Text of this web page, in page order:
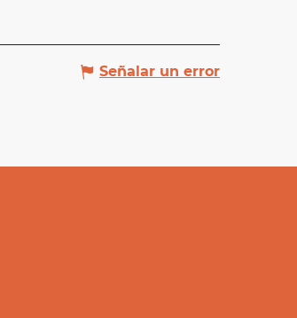
Señalar un error